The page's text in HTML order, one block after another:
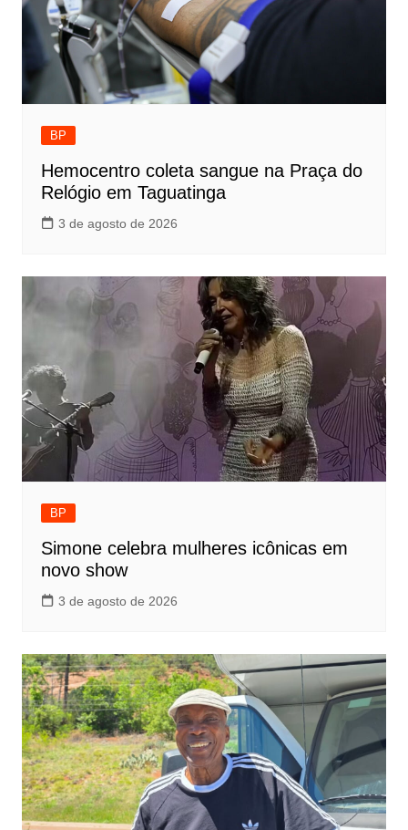
BP
Hemocentro coleta sangue na Praça do
Relógio em Taguatinga
3 de agosto de 2026
BP
Simone celebra mulheres icônicas em
novo show
3 de agosto de 2026